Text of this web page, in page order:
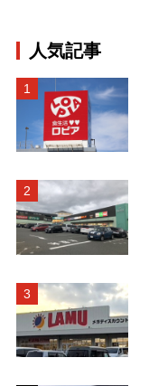
人気記事